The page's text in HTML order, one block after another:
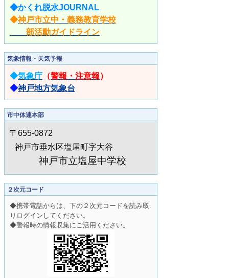
◆かくれ脱水JOURNAL
◆神戸市立中・義務教育学校
部活動ガイドライン
気象情報・天気予報
◆気象庁 （警報・注意報）
◆神戸地方気象台
市中体連本部
〒655-0872
神戸市垂水区塩屋町字大谷
神戸市立塩屋中学校
２次元コード
◆携帯電話からは、下の２次元コードを読み取
りログインしてください。
◆警報時の情報収集にご活用ください。